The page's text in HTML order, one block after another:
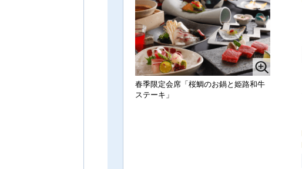
春季限定会席「桜鯛のお鍋と姫路和牛
ステーキ」